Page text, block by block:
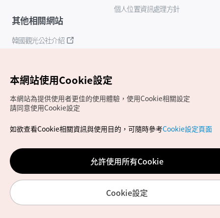
個人位置資訊處理方針
其他相關網站
韓國觀光公社介紹
Copyrights (c) 韓國觀光公社版權所有
如有相關疑問或建議，歡迎來信至官方信箱
chinese_big5@knto.or.kr
本網站使用Cookie設定
本網站為提供使用者更佳的使用體驗，使用Cookie相關設定
請同意使用Cookie設定
如欲查看Cookie相關資訊與使用目的，可隨時參考Cookie設定頁面
允許使用所有Cookie
Cookie設定